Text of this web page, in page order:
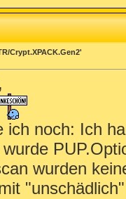
Crypt.XPACK.Gen2'
ich noch: Ich
wurden